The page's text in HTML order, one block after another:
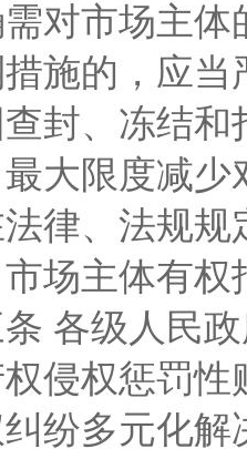
市场主体
施的，应
封、冻结
大限度减
、法规规
场主体有
级人民政
侵权惩罚
纷多元化